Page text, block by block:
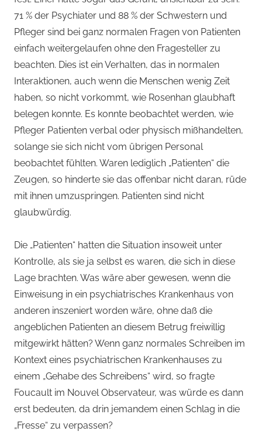
71 % der Psychiater und 88 % der Schwestern und
Pfleger sind bei ganz normalen Fragen von Patienten
einfach weitergelaufen ohne den Fragesteller zu
beachten. Dies ist ein Verhalten, das in normalen
Interaktionen, auch wenn die Menschen wenig Zeit
haben, so nicht vorkommt, wie Rosenhan glaubhaft
belegen konnte. Es konnte beobachtet werden, wie
Pfleger Patienten verbal oder physisch mißhandelten,
solange sie sich nicht vom übrigen Personal
beobachtet fühlten. Waren lediglich „Patienten“ die
Zeugen, so hinderte sie das offenbar nicht daran, rüde
mit ihnen umzuspringen. Patienten sind nicht
glaubwürdig.
Die „Patienten“ hatten die Situation insoweit unter
Kontrolle, als sie ja selbst es waren, die sich in diese
Lage brachten. Was wäre aber gewesen, wenn die
Einweisung in ein psychiatrisches Krankenhaus von
anderen inszeniert worden wäre, ohne daß die
angeblichen Patienten an diesem Betrug freiwillig
mitgewirkt hätten? Wenn ganz normales Schreiben im
Kontext eines psychiatrischen Krankenhauses zu
einem „Gehabe des Schreibens“ wird, so fragte
Foucault im Nouvel Observateur, was würde es dann
erst bedeuten, da drin jemandem einen Schlag in die
„Fresse“ zu verpassen?